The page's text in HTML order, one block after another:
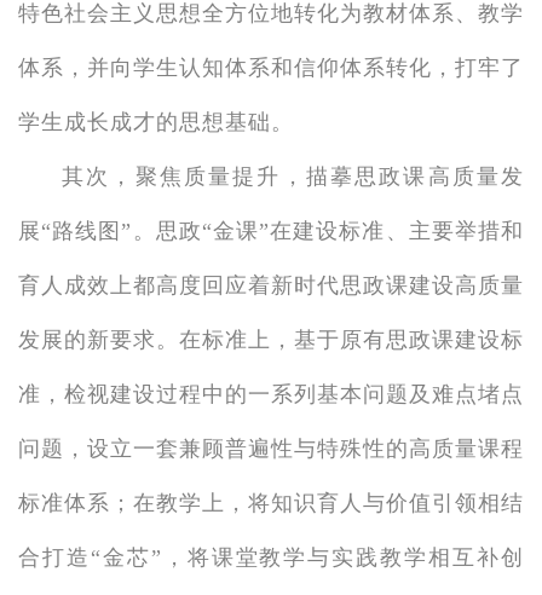
特色社会主义思想全方位地转化为教材体系、教学
体系，并向学生认知体系和信仰体系转化，打牢了
学生成长成才的思想基础。
其次，聚焦质量提升，描摹思政课高质量发
展“路线图”。思政“金课”在建设标准、主要举措和
育人成效上都高度回应着新时代思政课建设高质量
发展的新要求。在标准上，基于原有思政课建设标
准，检视建设过程中的一系列基本问题及难点堵点
问题，设立一套兼顾普遍性与特殊性的高质量课程
标准体系；在教学上，将知识育人与价值引领相结
合打造“金芯”，将课堂教学与实践教学相互补创